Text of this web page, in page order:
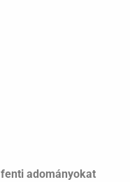
adományokat